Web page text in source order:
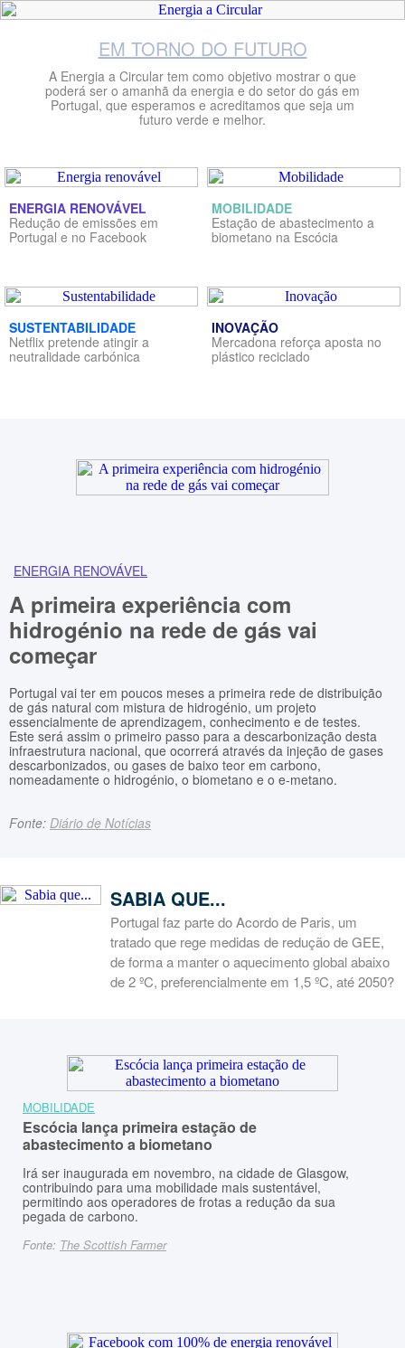
EM TORNO DO FUTURO
A Energia a Circular tem como objetivo mostrar o que
poderá ser o amanhã da energia e do setor do gás em
Portugal, que esperamos e acreditamos que seja um
futuro verde e melhor.
ENERGIA RENOVÁVEL
Redução de emissões em
Portugal e no Facebook
MOBILIDADE
Estação de abastecimento a
biometano na Escócia
SUSTENTABILIDADE
Netflix pretende atingir a
neutralidade carbónica
INOVAÇÃO
Mercadona reforça aposta no
plástico reciclado
ENERGIA RENOVÁVEL
A primeira experiência com
hidrogénio na rede de gás vai
começar
Portugal vai ter em poucos meses a primeira rede de distribuição
de gás natural com mistura de hidrogénio, um projeto
essencialmente de aprendizagem, conhecimento e de testes.
Este será assim o primeiro passo para a descarbonização desta
infraestrutura nacional, que ocorrerá através da injeção de gases
descarbonizados, ou gases de baixo teor em carbono,
nomeadamente o hidrogénio, o biometano e o e-metano.
Fonte: Diário de Notícias
SABIA QUE...
Portugal faz parte do Acordo de Paris, um
tratado que rege medidas de redução de GEE,
de forma a manter o aquecimento global abaixo
de 2 ºC, preferencialmente em 1,5 ºC, até 2050?
MOBILIDADE
Escócia lança primeira estação de
abastecimento a biometano
Irá ser inaugurada em novembro, na cidade de Glasgow,
contribuindo para uma mobilidade mais sustentável,
permitindo aos operadores de frotas a redução da sua
pegada de carbono.
Fonte: The Scottish Farmer